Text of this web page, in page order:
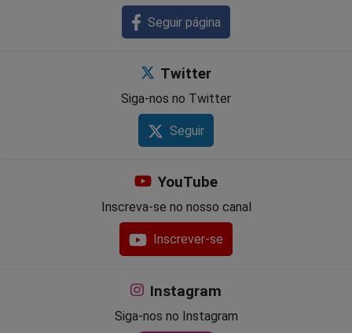
Seguir página
Twitter
Siga-nos no Twitter
Seguir
YouTube
Inscreva-se no nosso canal
Inscrever-se
Instagram
Siga-nos no Instagram